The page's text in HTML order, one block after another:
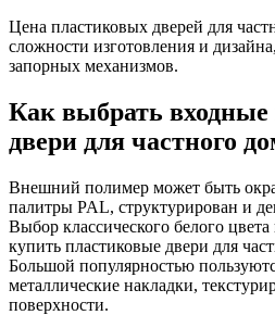
Цена пластиковых дверей для
сложности изготовления и
запорных механизмов.
Как выбрать входные
двери для частного
Внешний полимер может быть
палитры PAL, структурирован и
Выбор классического белого
купить пластиковые двери для
Большой популярностью
металлические накладки,
поверхности.